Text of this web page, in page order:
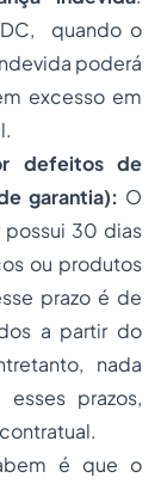
quando o
poderá
excesso em
defeitos de
garantia): O
30 dias
ou produtos
prazo é de
a partir do
nada
prazos,
é que o